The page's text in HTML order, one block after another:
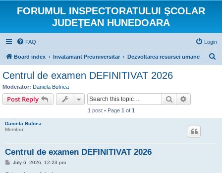
FORUMUL INSPECTORATULUI ŞCOLAR
JUDEŢEAN HUNEDOARA
FAQ Login
Board index Invatamant Preuniversitar Dezvoltarea resursei umane
Centrul de examen DEFINITIVAT 2026
Moderator: Daniela Bufnea
Post Reply Search
1 post • Page 1 of 1
Daniela Bufnea
Membru
Centrul de examen DEFINITIVAT 2026
P
July 6, 2026, 12:23 pm